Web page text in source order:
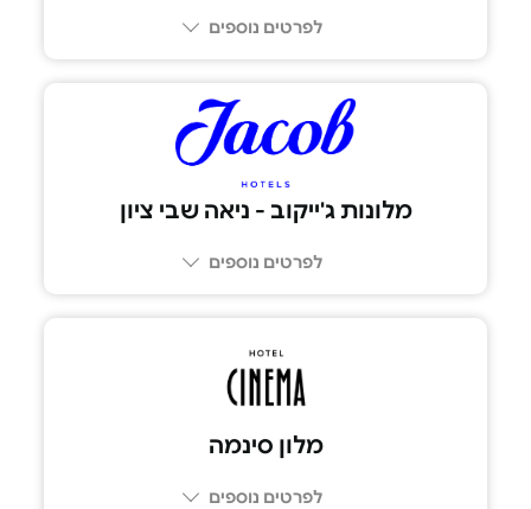
לפרטים נוספים
מלונות ג'ייקוב - ניאה שבי ציון
לפרטים נוספים
מלון סינמה
לפרטים נוספים